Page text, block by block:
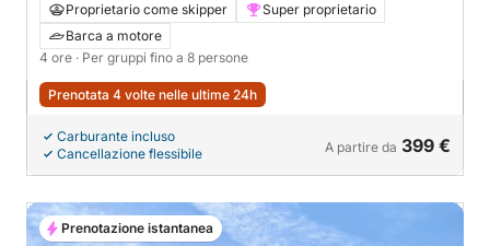
Proprietario come skipper
Super proprietario
Barca a motore
4 ore · Per gruppi fino a 8 persone
Prenotata 4 volte nelle ultime 24h
Carburante incluso
Cancellazione flessibile
A partire da 399 €
Prenotazione istantanea